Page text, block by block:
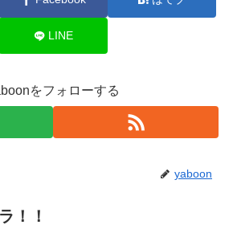
LINE
をフォローする
yaboon
！！